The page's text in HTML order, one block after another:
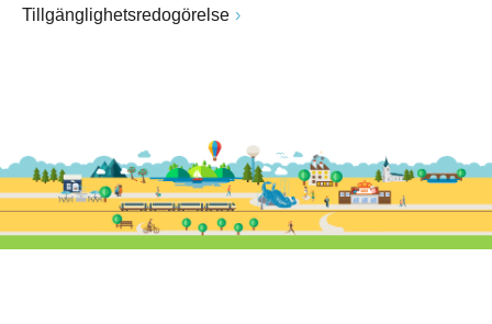
Tillgänglighetsredogörelse